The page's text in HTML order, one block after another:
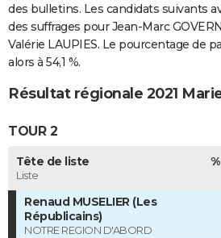
des bulletins. Les candidats suivants
des suffrages pour Jean-Marc
Valérie LAUPIES. Le pourcentage de
alors à 54,1 %.
Résultat régionale 2021
TOUR 2
Tête de liste
Liste
Renaud MUSELIER (Les
Républicains)
NOTRE REGION D'ABORD